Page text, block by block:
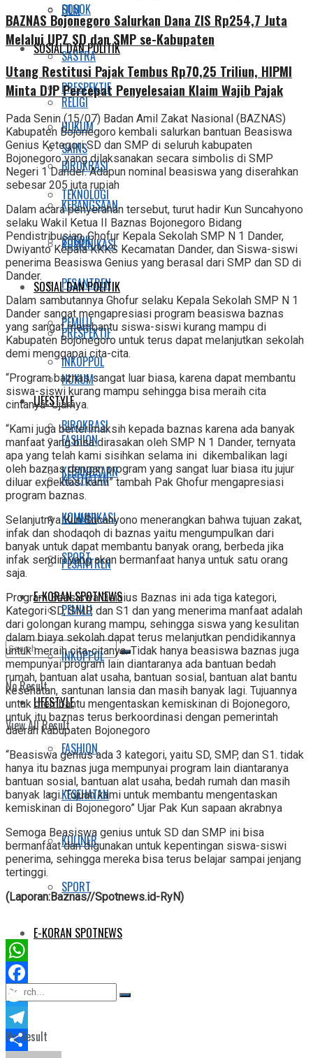
SOSOK
SOSIAL DAN POLITIK
PRESPEKTIF
HUKUM
BIROKRASI
KEBANGSAAN
KOMUNIKASI
PESANTREN
PEMILU
INKOPPOL
LIFESTYLE
FASHION
KESEHATAN
KULINER
SPORT
E-KORAN SPOTNEWS
No Result
View All Result
FILM
SASTRA
RELIGI
SAINS
TEKNOLOGI
SOSOK
SOSIAL DAN POLITIK
PRESPEKTIF
HUKUM
BIROKRASI
KEBANGSAAN
KOMUNIKASI
PESANTREN
PEMILU
INKOPPOL
LIFESTYLE
FASHION
KESEHATAN
KULINER
SPORT
E-KORAN SPOTNEWS
No Result
BAZNAS Bojonegoro Salurkan Dana ZIS Rp254,7 Juta
Melalui UPZ SD dan SMP se-Kabupaten
Utang Restitusi Pajak Tembus Rp70,25 Triliun, HIPMI
Minta DJP Percepat Penyelesaian Klaim Wajib Pajak
Pada Senin (15/07) Badan Amil Zakat Nasional (BAZNAS)
Kabupaten Bojonegoro kembali salurkan bantuan Beasiswa
Genius Ketegori SD dan SMP di seluruh kabupaten
Bojonegoro yang dilaksanakan secara simbolis di SMP
Negeri 1 Dander. Adapun nominal beasiswa yang diserahkan
sebesar 205 juta rupiah
Dalam acara penyerahan tersebut, turut hadir Kun Suncahyono
selaku Wakil Ketua II Baznas Bojonegoro Bidang
Pendistribusian, Ghofur Kepala Sekolah SMP N 1 Dander,
Dwiyanto Kepala KKKS Kecamatan Dander, dan Siswa-siswi
penerima Beasiswa Genius yang berasal dari SMP dan SD di
Dander.
Dalam sambutannya Ghofur selaku Kepala Sekolah SMP N 1
Dander sangat mengapresiasi program beasiswa baznas
yang sangat membantu siswa-siswi kurang mampu di
Kabupaten Bojonegoro untuk terus dapat melanjutkan sekolah
demi menggapai cita-cita.
“Program baznas sangat luar biasa, karena dapat membantu
siswa-siswi kurang mampu sehingga bisa meraih cita
cintanya” Ujarnya.
“Kami juga berterimaksih kepada baznas karena ada banyak
manfaat yang bisa dirasakan oleh SMP N 1 Dander, ternyata
apa yang telah kami sisihkan selama ini dikembalikan lagi
oleh baznas dengan program yang sangat luar biasa itu jujur
diluar expektasi kami” tambah Pak Ghofur mengapresiasi
program baznas.
Selanjutnya Kun Sucahyono menerangkan bahwa tujuan zakat,
infak dan shodaqoh di baznas yaitu mengumpulkan dari
banyak untuk dapat membantu banyak orang, berbeda jika
infak sendiri yang akan bermanfaat hanya untuk satu orang
saja.
Program Beasiswa Geinius Baznas ini ada tiga kategori,
Kategori SD, SMP, dan S1 dan yang menerima manfaat adalah
dari golongan kurang mampu, sehingga siswa yang kesulitan
dalam biaya sekolah dapat terus melanjutkan pendidikannya
untuk meraih cita-citanya. Tidak hanya beasiswa baznas juga
mempunyai program lain diantaranya ada bantuan bedah
rumah, bantuan alat usaha, bantuan sosial, bantuan alat bantu
kesehatan, santunan lansia dan masih banyak lagi. Tujuannya
untuk membantu mengentaskan kemiskinan di Bojonegoro,
untuk itu baznas terus berkoordinasi dengan pemerintah
daerah kabupaten Bojonegoro
“Beasiswa genius ada 3 kategori, yaitu SD, SMP, dan S1. tidak
hanya itu baznas juga mempunyai program lain diantaranya
bantuan sosial, bantuan alat usaha, bedah rumah dan masih
banyak lagi. Tujuan kami untuk membantu mengentaskan
kemiskinan di Bojonegoro” Ujar Pak Kun sapaan akrabnya
Semoga Beasiswa genius untuk SD dan SMP ini bisa
bermanfaat dan digunakan untuk kepentingan siswa-siswi
penerima, sehingga mereka bisa terus belajar sampai jenjang
tertinggi.
(Laporan:Baznas//Spotnews.id-RyN)
WhatsApp
Facebook
Twitter
Telegram